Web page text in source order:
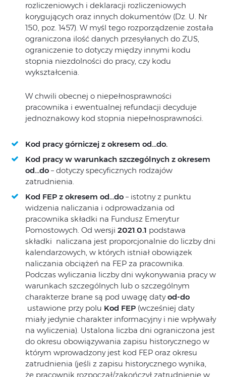
rozliczeniowych i deklaracji rozliczeniowych
korygujących oraz innych dokumentów (Dz. U. Nr
150, poz. 1457). W myśl tego rozporządzenie została
ograniczona ilość danych przesyłanych do ZUS,
ograniczenie to dotyczy między innymi kodu
stopnia niezdolności do pracy, czy kodu
wykształcenia.
W chwili obecnej o niepełnosprawności
pracownika i ewentualnej refundacji decyduje
jednoznakowy kod stopnia niepełnosprawności.
Kod pracy górniczej z okresem od…do.
Kod pracy w warunkach szczególnych z okresem
od…do – dotyczy specyficznych rodzajów
zatrudnienia.
Kod FEP z okresem od…do – istotny z punktu
widzenia naliczania i odprowadzania od
pracownika składki na Fundusz Emerytur
Pomostowych. Od wersji 2021.0.1 podstawa
składki naliczana jest proporcjonalnie do liczby dni
kalendarzowych, w których istniał obowiązek
naliczania obciążeń na FEP za pracownika.
Podczas wyliczania liczby dni wykonywania pracy w
warunkach szczególnych lub o szczególnym
charakterze brane są pod uwagę datyod-do
ustawione przy polu Kod FEP (wcześniej daty
miały jedynie charakter informacyjny i nie wpływały
na wyliczenia). Ustalona liczba dni ograniczona jest
do okresu obowiązywania zapisu historycznego w
którym wprowadzony jest kod FEP oraz okresu
zatrudnienia (jeśli z zapisu historycznego wynika,
że pracownik rozpoczął/zakończył zatrudnienie w